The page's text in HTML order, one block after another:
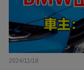
2024/11/18